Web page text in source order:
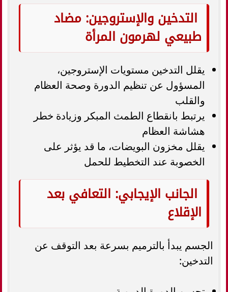
التدخين والإستروجين: مضاد
طبيعي لهرمون المرأة
يقلل التدخين مستويات الإستروجين،
المسؤول عن تنظيم الدورة وصحة العظام
والقلب
يرتبط بانقطاع الطمث المبكر وزيادة خطر
هشاشة العظام
يقلل مخزون البويضات، ما قد يؤثر على
الخصوبة عند التخطيط للحمل
الجانب الإيجابي: التعافي بعد
الإقلاع
الجسم يبدأ بالترميم بسرعة بعد التوقف عن
التدخين: